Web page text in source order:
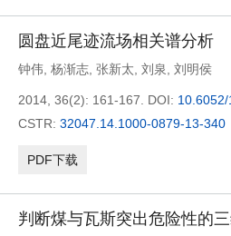
圆盘近尾迹流场相关谱分析
钟伟 杨渐志 张新太 刘泉 刘明侯
2014, 36(2): 161-167. DOI:
CSTR: 32047.14.1000-0879-13-340
PDF下载
判断煤与瓦斯突出危险性的